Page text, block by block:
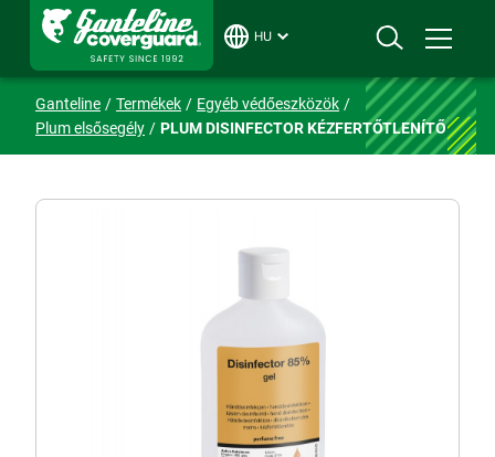
HU
Ganteline Termékek
Egyéb védőeszközök
Plum elsősegély
PLUM DISINFECTOR KÉZFERTŐTLENÍTŐ